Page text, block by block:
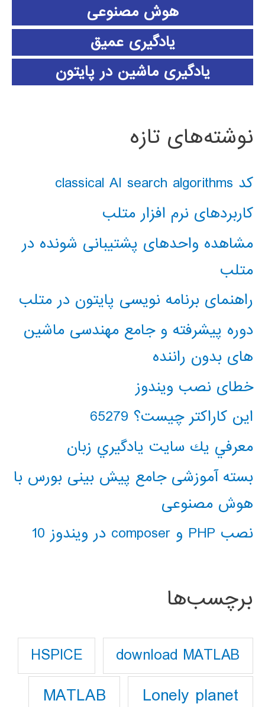
هوش مصنوعی
یادگیری عمیق
یادگیری ماشین در پایتون
نوشته‌های تازه
کد classical AI search algorithms
کاربردهای نرم افزار متلب
مشاهده واحدهای پشتیبانی شونده در
متلب
راهنمای برنامه نویسی پایتون در متلب
دوره پیشرفته و جامع مهندسی ماشین
های بدون راننده
خطای نصب ویندوز
این کاراکتر چیست؟ 65279
معرفي يك سايت يادگيري زبان
بسته آموزشی جامع پیش بینی بورس با
هوش مصنوعی
نصب PHP و composer در ویندوز 10
برچسب‌ها
download MATLAB
HSPICE
Lonely planet
MATLAB